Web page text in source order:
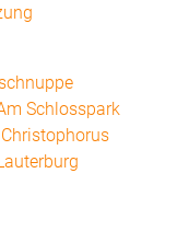
Schlosspark